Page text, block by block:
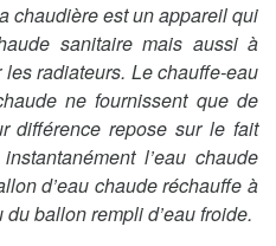
chaudière est un appareil qui
sanitaire mais aussi à
radiateurs. Le chauffe-eau
ne fournissent que de
différence repose sur le fait
l’eau chaude
d’eau chaude réchauffe à
ballon rempli d’eau froide.